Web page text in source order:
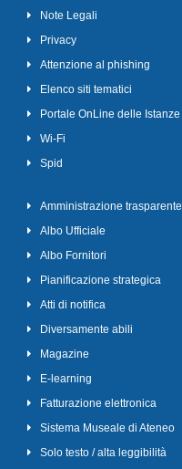
Note Legali
Privacy
Attenzione al phishing
Elenco siti tematici
Portale OnLine delle Istanze
Wi-Fi
Spid
Amministrazione trasparente
Albo Ufficiale
Albo Fornitori
Pianificazione strategica
Atti di notifica
Diversamente abili
Magazine
E-learning
Fatturazione elettronica
Sistema Museale di Ateneo
Solo testo / alta leggibilità